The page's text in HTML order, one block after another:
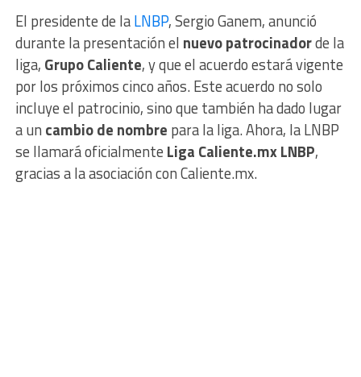
El presidente de laLNBP, Sergio Ganem, anunció
durante la presentación el nuevo patrocinadorde la
liga, Grupo Caliente, y que el acuerdo estará vigente
por los próximos cinco años. Este acuerdo no solo
incluye el patrocinio, sino que también ha dado lugar
a un cambio de nombre para la liga. Ahora, la LNBP
se llamará oficialmente Liga Caliente.mx LNBP,
gracias a la asociación con Caliente.mx.